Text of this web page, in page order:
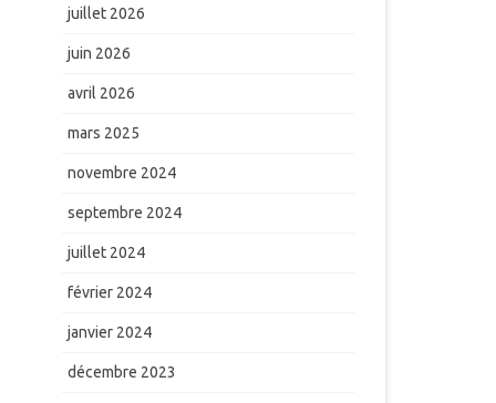
juillet 2026
juin 2026
avril 2026
mars 2025
novembre 2024
septembre 2024
juillet 2024
février 2024
janvier 2024
décembre 2023